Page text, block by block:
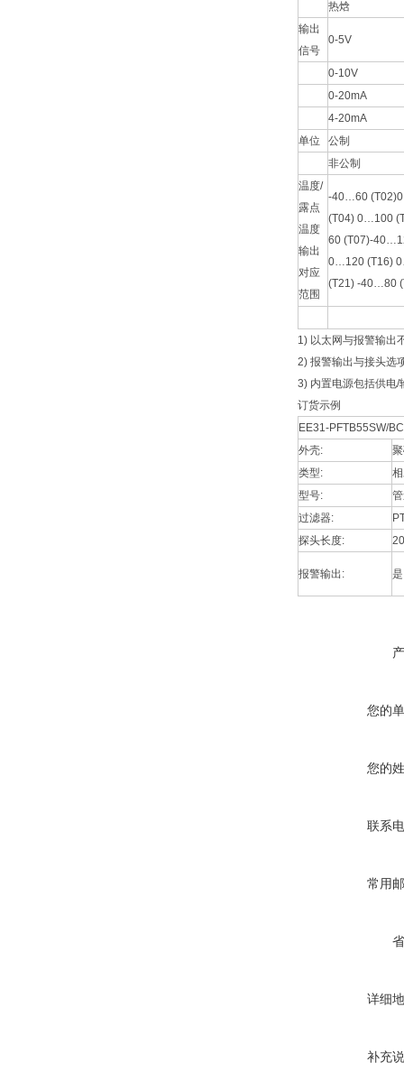
热焓
输出
信号
0-5V
0-10V
0-20mA
4-20mA
单位
公制
非公制
温度/
露点
温度
输出
对应
范围
-40…60
(T04) 0…100
60 (T07)-
0…120 (T16)
(T21) -40…80
1) 以太网与报警输出
2) 报警输出与接头选
3) 内置电源包括供电/
订货示例
EE31-PFTB55SW/
外壳:
类型:
型号:
过滤器:
探头长度:
报警输出: 是
您的
您的
联系
常用
详细
补充